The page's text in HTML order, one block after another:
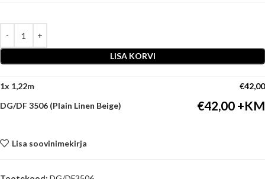
LISA KORVI
1x €42,00
DG/DF 3506 (Plain Linen Beige)
€42,00
Lisa soovinimekirja